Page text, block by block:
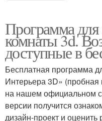
Программа
комнаты 3d.
доступные в
Бесплатная программа
Интерьера 3D» (пробная
на нашем официальном
версии получится
дизайн-проект и оценить